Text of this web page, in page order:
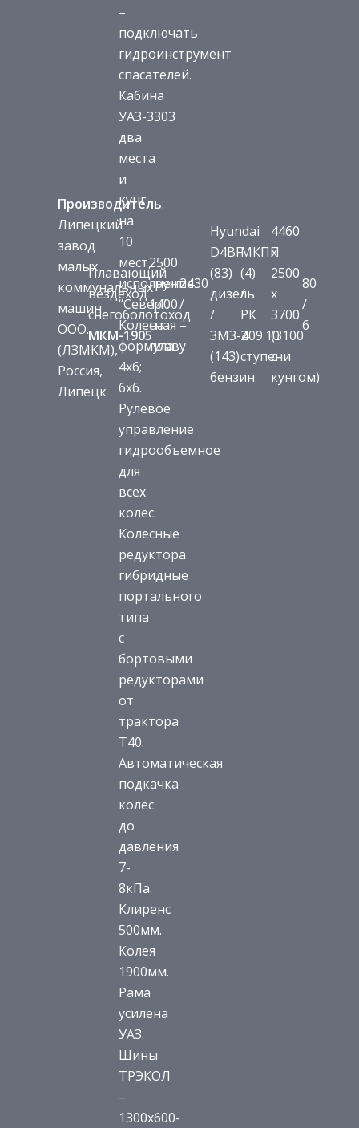
Производитель:
Липецкий
завод
малых
коммунальных
машин
ООО.
(ЛЗМКМ),
Россия,
Липецк
Плавающий
вездеход
снегоболотоход
МКМ-1905
–
подключать
гидроинструмент
спасателей.
Кабина
УАЗ-3303
два
места
и
кунг
на
10
мест,
исполнение
“Север”.
Колесная
формула
4х6;
6х6.
Рулевое
управление
гидрообъемное
для
всех
колес.
Колесные
редуктора
гибридные
портального
типа
с
бортовыми
редукторами
от
трактора
Т40.
Автоматическая
подкачка
колес
до
давления
7-
8кПа.
Клиренс
500мм.
Колея
1900мм.
Рама
усилена
УАЗ.
Шины
ТРЭКОЛ
–
1300х600-
2500
грунт
1400
на
плаву
2430
/
–
Hyundai
D4BF
(83)
дизель
/
ЗМЗ-409.10
(143)
бензин
МКПП
(4)
/
РК
2
ступени
4460
х
2500
х
3700
(3100
с
кунгом)
80
/
6